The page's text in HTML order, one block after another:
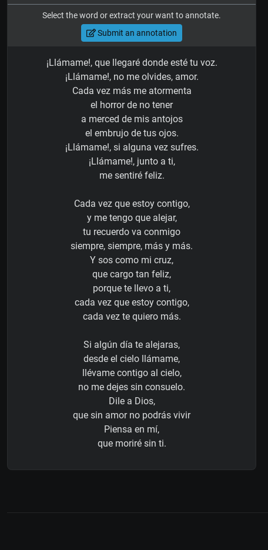
Select the word or extract your want to annotate.
Submit an annotation
¡Llámame!, que llegaré donde esté tu voz.
¡Llámame!, no me olvides, amor.
Cada vez más me atormenta
el horror de no tener
a merced de mis antojos
el embrujo de tus ojos.
¡Llámame!, si alguna vez sufres.
¡Llámame!, junto a ti,
me sentiré feliz.
Cada vez que estoy contigo,
y me tengo que alejar,
tu recuerdo va conmigo
siempre, siempre, más y más.
Y sos como mi cruz,
que cargo tan feliz,
porque te llevo a ti,
cada vez que estoy contigo,
cada vez te quiero más.
Si algún día te alejaras,
desde el cielo llámame,
llévame contigo al cielo,
no me dejes sin consuelo.
Dile a Dios,
que sin amor no podrás vivir
Piensa en mí,
que moriré sin ti.